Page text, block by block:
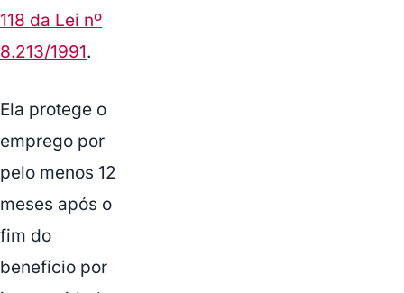
118 da Lei nº
8.213/1991.
Ela protege o
emprego por
pelo menos 12
meses após o
fim do
benefício por